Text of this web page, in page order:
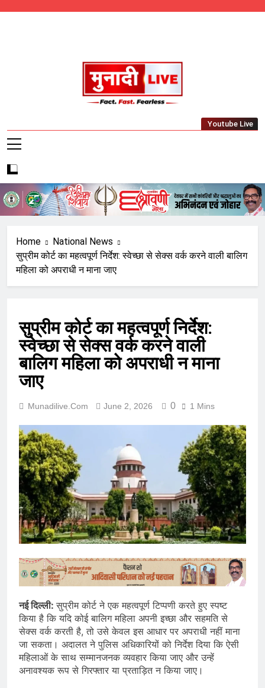
Munadi Live – Jharkhand's Leading Local
Youtube Live
Home
National News
सुप्रीम कोर्ट का महत्वपूर्ण निर्देश: स्वेच्छा से सेक्स वर्क करने वाली बालिग
महिला को अपराधी न माना जाए
सुप्रीम कोर्ट का महत्वपूर्ण निर्देश:
स्वेच्छा से सेक्स वर्क करने वाली
बालिग महिला को अपराधी न माना
जाए
Munadilive.com June 2, 2026 0 1 Mins
नई दिल्ली:सुप्रीम कोर्ट ने एक महत्वपूर्ण टिप्पणी करते हुए स्पष्ट
किया है कि यदि कोई बालिग महिला अपनी इच्छा और सहमति से
सेक्स वर्क करती है, तो उसे केवल इस आधार पर अपराधी नहीं माना
जा सकता। अदालत ने पुलिस अधिकारियों को निर्देश दिया कि ऐसी
महिलाओं के साथ सम्मानजनक व्यवहार किया जाए और उन्हें
अनावश्यक रूप से गिरफ्तार या प्रताड़ित न किया जाए।